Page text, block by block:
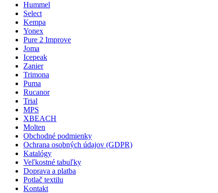
Hummel
Select
Kempa
Yonex
Pure 2 Improve
Joma
Icepeak
Zanier
Trimona
Puma
Rucanor
Trial
MPS
XBEACH
Molten
Obchodné podmienky
Ochrana osobných údajov (GDPR)
Katalógy
Veľkostné tabuľky
Doprava a platba
Potlač textilu
Kontakt